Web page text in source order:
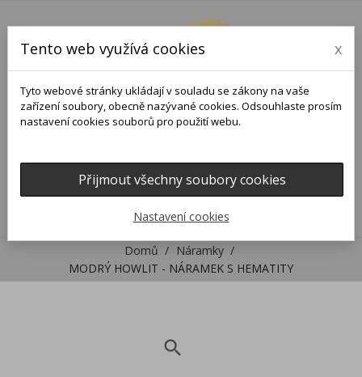
Domů
Náramky
MODRÝ HOWLIT - NÁRAMEK S HEMATITY
search
Tento web využívá cookies x
Tyto webové stránky ukládají v souladu se zákony na vaše
zařízení soubory, obecně nazývané cookies. Odsouhlaste prosím
nastavení cookies souborů pro použití webu.
Přijmout všechny soubory cookies
Nastavení cookies